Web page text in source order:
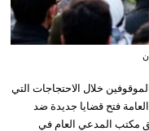
خلال الاحتجاجات التي
فتح قضايا جديدة ضد
مكتب المدعي العام في